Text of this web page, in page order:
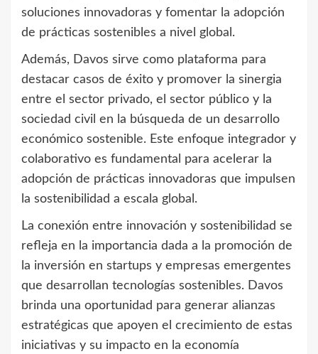
soluciones innovadoras y fomentar la adopción
de prácticas sostenibles a nivel global.
Además, Davos sirve como plataforma para
destacar casos de éxito y promover la sinergia
entre el sector privado, el sector público y la
sociedad civil en la búsqueda de un desarrollo
económico sostenible. Este enfoque integrador y
colaborativo es fundamental para acelerar la
adopción de prácticas innovadoras que impulsen
la sostenibilidad a escala global.
La conexión entre innovación y sostenibilidad se
refleja en la importancia dada a la promoción de
la inversión en startups y empresas emergentes
que desarrollan tecnologías sostenibles. Davos
brinda una oportunidad para generar alianzas
estratégicas que apoyen el crecimiento de estas
iniciativas y su impacto en la economía